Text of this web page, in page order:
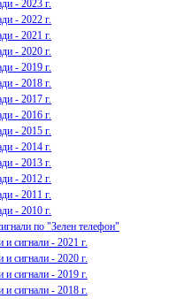
- 2023 г.
- 2022 г.
- 2021 г.
- 2020 г.
- 2019 г.
- 2018 г.
- 2017 г.
- 2016 г.
- 2015 г.
- 2014 г.
- 2013 г.
- 2012 г.
- 2011 г.
- 2010 г.
по "Зелен телефон"
сигнали - 2021 г.
сигнали - 2020 г.
сигнали - 2019 г.
сигнали - 2018 г.